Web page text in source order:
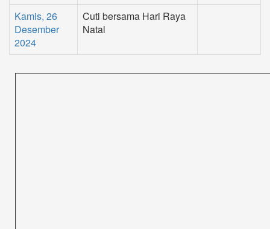
Kamis, 26
Desember
2024
Cuti bersama Hari Raya
Natal